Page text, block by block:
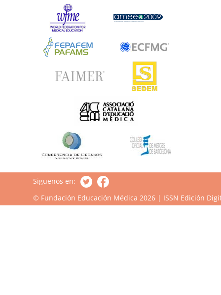
Siguenos en:
© Fundación Educación Médica 2026 | ISSN Edición